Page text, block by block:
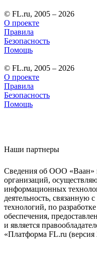
© FL.ru, 2005 – 2026
О проекте
Правила
Безопасность
Помощь
© FL.ru, 2005 – 2026
О проекте
Правила
Безопасность
Помощь
Наши партнеры
Сведения об ООО «Ваан»
организаций,
информационных
деятельность,
технологий, по
обеспечения,
и является
«Платформа FL.ru (версия